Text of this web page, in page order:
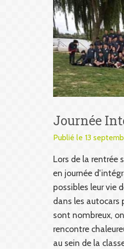
Journée
Publié le 13
Lors de la rentrée
en journée
possibles leur vie
dans les autocars
sont nombreux,
rencontre
au sein de la